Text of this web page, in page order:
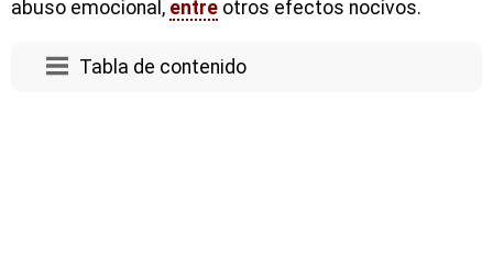
abuso emocional, entre otros efectos nocivos.
Tabla de contenido